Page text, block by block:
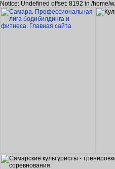
Notice: Undefined offset: 8192 in /